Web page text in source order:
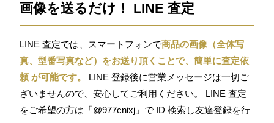
画像を送るだけ！ LINE 査定
LINE 査定では、スマートフォンで商品の画像（全体写
真、型番写真など）をお送り頂くことで、簡単に査定依
頼 が可能です。
LINE 登録後に営業メッセージは一切ご
ざいませんので、安心してご利用ください。 LINE 査定
をご希望の方は「@977cnixj」で ID 検索し友達登録を行